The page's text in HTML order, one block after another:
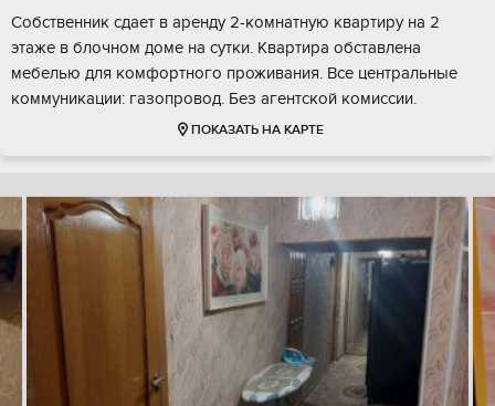
Собственник сдает в аренду 2-комнатную квартиру на 2
этаже в блочном доме на сутки. Квартира обставлена
мебелью для комфортного проживания. Все центральные
коммуникации: газопровод. Без агентской комиссии.
ПОКАЗАТЬ НА КАРТЕ